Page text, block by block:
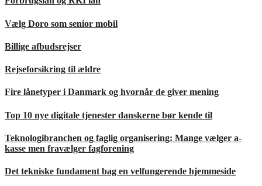
Vælg Doro som senior mobil
Billige afbudsrejser
Rejseforsikring til ældre
Fire lånetyper i Danmark og hvornår de giver mening
Top 10 nye digitale tjenester danskerne bør kende til
Teknologibranchen og faglig organisering: Mange vælger a-
kasse men fravælger fagforening
Det tekniske fundament bag en velfungerende hjemmeside